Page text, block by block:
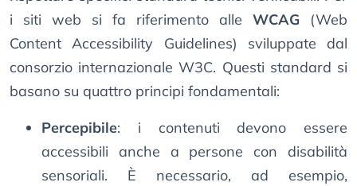
i siti web si fa riferimento alle WCAG (Web
Content Accessibility Guidelines) sviluppate dal
consorzio internazionale W3C. Questi standard si
basano su quattro principi fondamentali:
Percepibile: i contenuti devono essere
accessibili anche a persone con disabilità
sensoriali. È necessario, ad esempio,